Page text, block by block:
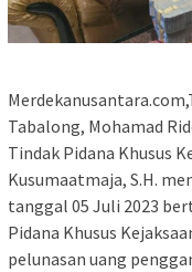
Tabalong, Mohamad
Tindak Pidana Khusus
Kusumaatmaja, S.H.
tanggal 05 Juli 2023
Pidana Khusus
pelunasan uang